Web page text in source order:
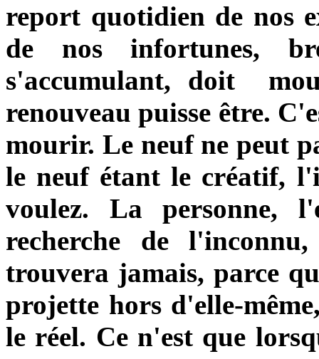
report quotidien de nos
de nos infortunes,
s'accumulant, doit
renouveau puisse être.
mourir. Le neuf ne peut
le neuf étant le créatif,
voulez. La personne,
recherche de
trouvera jamais, parce
projette hors d'elle-
le réel. Ce n'est que